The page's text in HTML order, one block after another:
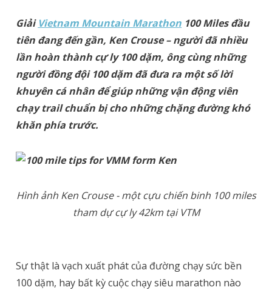
Giải Vietnam Mountain Marathon 100 Miles đầu
tiên đang đến gần, Ken Crouse – người đã nhiều
lần hoàn thành cự ly 100 dặm, ông cùng những
người đồng đội 100 dặm đã đưa ra một số lời
khuyên cá nhân để giúp những vận động viên
chạy trail chuẩn bị cho những chặng đường khó
khăn phía trước.
Hình ảnh Ken Crouse ​​- một cựu chiến binh 100 miles
tham dự cự ly 42km tại VTM
Sự thật là vạch xuất phát của đường chạy sức bền
100 dặm, hay bất kỳ cuộc chạy siêu marathon nào